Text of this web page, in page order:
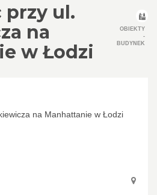
ul.
na
w Łodzi
OBIEKTY
-
BUDYNEK
na Manhattanie w Łodzi